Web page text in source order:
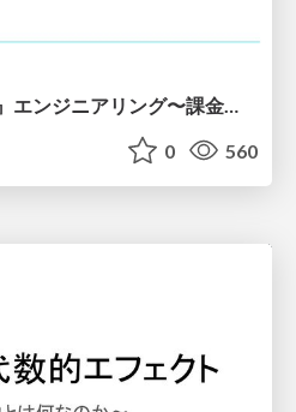
0 560